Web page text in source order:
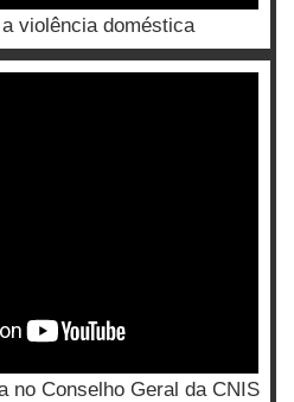
violência doméstica
no Conselho Geral da CNIS